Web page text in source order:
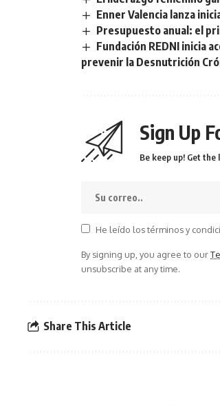
Enner Valencia lanza
Presupuesto anual: el
Fundación REDNI inicia
prevenir la Desnutrición
Sign Up
Be keep up! Get
He leído los términos y
By signing up, you agree to our
unsubscribe at any time.
Share This Article